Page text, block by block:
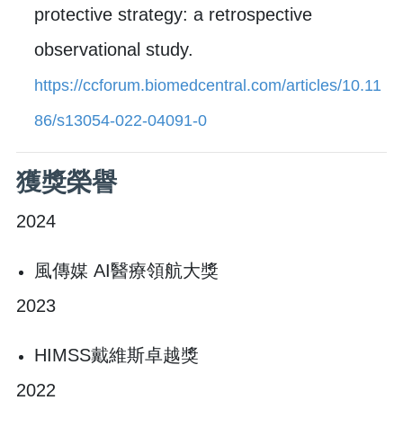
protective strategy: a retrospective
observational study.
https://ccforum.biomedcentral.com/articles/10.11
86/s13054-022-04091-0
​獲獎榮譽
2024
風傳媒 AI醫療領航大獎
2023
HIMSS戴維斯卓越獎
2022